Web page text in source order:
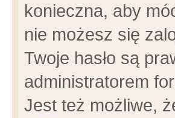
konieczna, aby
nie możesz się
Twoje hasło są
administratorem
Jest też możliwe,